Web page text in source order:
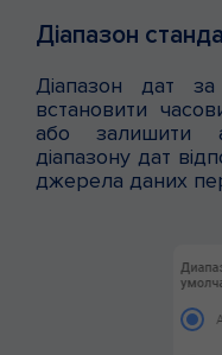
Діапазон
Діапазон дат
встановити
або залишити
діапазону дат
джерела даних